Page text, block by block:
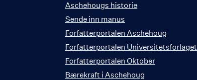
Aschehougs historie
Sende inn manus
Forfatterportalen Aschehoug
Forfatterportalen Universitetsforlaget
Forfatterportalen Oktober
Bærekraft i Aschehoug